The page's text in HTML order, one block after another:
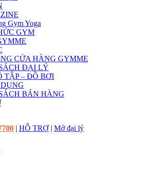
Gym Yoga
GYM
CỬA HÀNG GYMME
ĐẠI LÝ
TẬP – ĐỒ BƠI
BÁN HÀNG
| HỖ TRỢ | Mở đại lý